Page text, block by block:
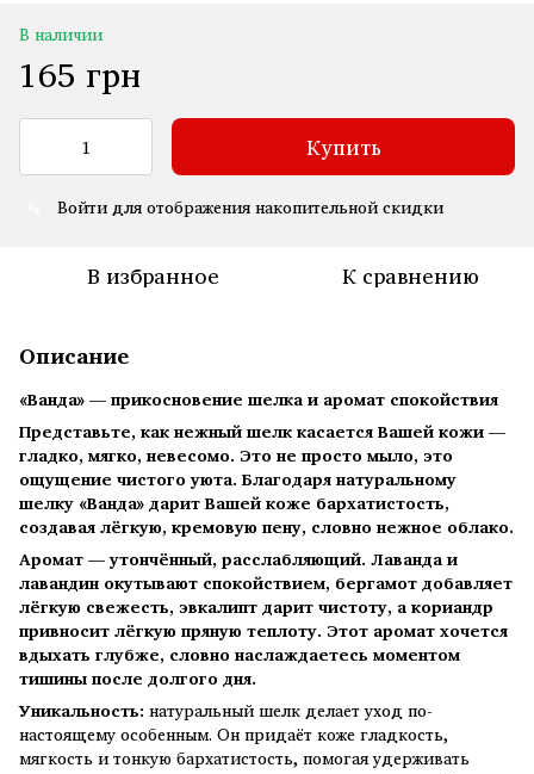
В наличии
165 грн
Купить
Войтидля отображения накопительной скидки
В избранное К сравнению
Описание
«Ванда» — прикосновение шелка и аромат спокойствия
Представьте, как нежный шелк касается Вашей кожи —
гладко, мягко, невесомо. Это не просто мыло, это
ощущение чистого уюта. Благодаря натуральному
шелку «Ванда» дарит Вашей коже бархатистость,
создавая лёгкую, кремовую пену, словно нежное облако.
Аромат — утончённый, расслабляющий. Лаванда и
лавандин окутывают спокойствием, бергамот добавляет
лёгкую свежесть, эвкалипт дарит чистоту, а кориандр
привносит лёгкую пряную теплоту. Этот аромат хочется
вдыхать глубже, словно наслаждаетесь моментом
тишины после долгого дня.
Уникальность: натуральный шелк делает уход по-
настоящему особенным. Он придаёт коже гладкость,
мягкость и тонкую бархатистость, помогая удерживать